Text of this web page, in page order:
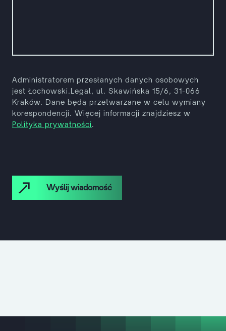
Administratorem przesłanych danych osobowych
jest Łochowski.Legal, ul. Skawińska 15/6, 31-066
Kraków. Dane będą przetwarzane w celu wymiany
korespondencji. Więcej informacji znajdziesz w
Polityka prywatności.
Wyślij wiadomość